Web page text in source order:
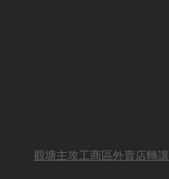
觀塘主攻工商區外賣店轉讓